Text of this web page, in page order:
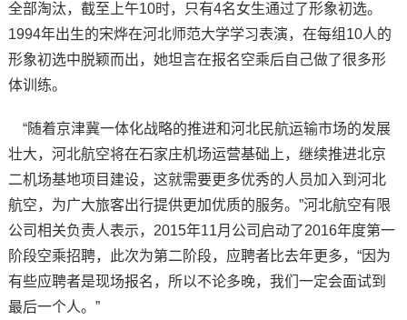
全部淘汰，截至上午10时，只有4名女生通过了形象初选。
1994年出生的宋烨在河北师范大学学习表演，在每组10人的
形象初选中脱颖而出，她坦言在报名空乘后自己做了很多形
体训练。
“随着京津冀一体化战略的推进和河北民航运输市场的发展
壮大，河北航空将在石家庄机场运营基础上，继续推进北京
二机场基地项目建设，这就需要更多优秀的人员加入到河北
航空，为广大旅客出行提供更加优质的服务。”河北航空有限
公司相关负责人表示，2015年11月公司启动了2016年度第一
阶段空乘招聘，此次为第二阶段，应聘者比去年更多，“因为
有些应聘者是现场报名，所以不论多晚，我们一定会面试到
最后一个人。”